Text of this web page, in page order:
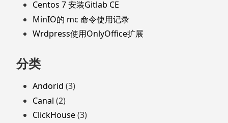
Centos 7 安装Gitlab CE
MinIO的 mc 命令使用记录
Wrdpress使用OnlyOffice扩展
分类
Andorid (3)
Canal (2)
ClickHouse(3)